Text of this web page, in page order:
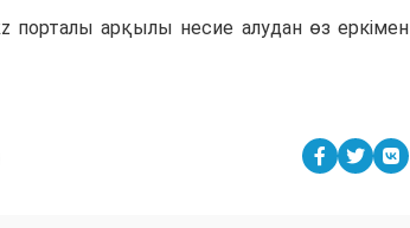
порталы арқылы несие алудан өз еркімен